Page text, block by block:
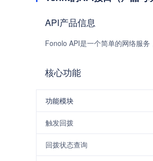
API产品信息
Fonolo API是一个简单的网络服
核心功能
功能模块
触发回拨
回拨状态查询